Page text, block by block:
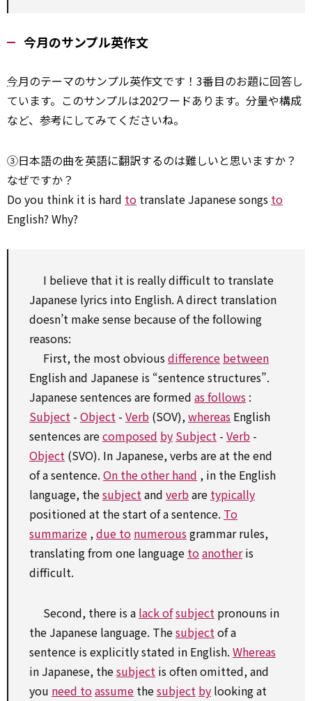
今月のサンプル英作文
今月のテーマのサンプル英作文です！3番目のお題に回答し
ています。このサンプルは202ワードあります。分量や構成
など、参考にしてみてくださいね。
③日本語の曲を英語に翻訳するのは難しいと思いますか？
なぜですか？
Do you think it is hard to translate Japanese songs to
English? Why?
I believe that it is really difficult to translate
Japanese lyrics into English. Adirect translation
doesn’t make sense because of the following
reasons:
First, the most obvious difference between
English and Japanese is “sentence structures”.
Japanese sentences are formed as follows :
Subject - Object - Verb (SOV),whereas English
sentences arecomposed by Subject - Verb -
Object (SVO). In Japanese, verbs are at the end
of a sentence. On the other hand , in the English
language, thesubjectand verbare typically
positioned at the start of a sentence. To
summarize ,due to numerous grammar rules,
translating from one language toanotheris
difficult.
Second, there is a lack ofsubject pronouns in
the Japanese language. Thesubjectof a
sentence is explicitly stated in English. Whereas
in Japanese, thesubject is often omitted, and
you need toassume thesubject by looking at